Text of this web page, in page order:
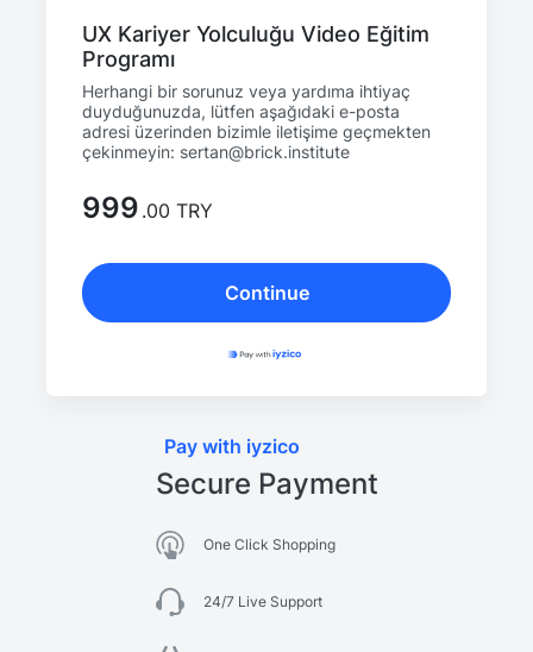
UX Kariyer Yolculuğu Video Eğitim
Programı
Herhangi bir sorunuz veya yardıma ihtiyaç
duyduğunuzda, lütfen aşağıdaki e-posta
adresi üzerinden bizimle iletişime geçmekten
çekinmeyin: sertan@brick.institute
999 .00 TRY
Continue
Pay with iyzico
Secure Payment
One Click Shopping
24/7 Live Support